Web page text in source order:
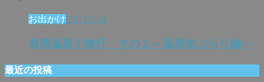
お出かけ 2017.5.14
有馬温泉小旅行 その１～温泉街ぶらり編～
最近の投稿